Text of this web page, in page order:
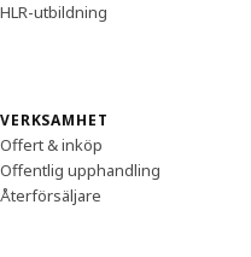
HLR-utbildning
VERKSAMHET
Offert & inköp
Offentlig upphandling
Återförsäljare